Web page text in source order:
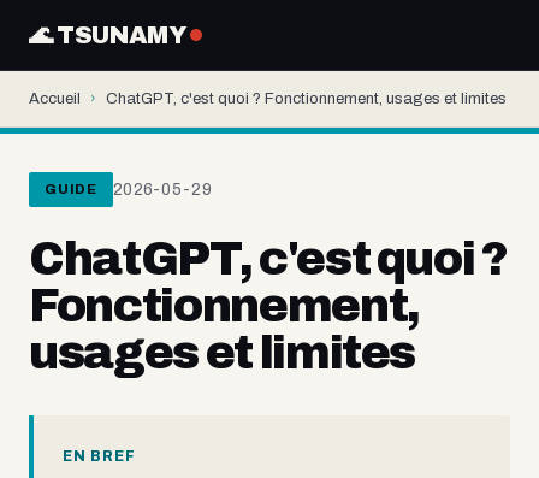
🌊 TSUNAMY
Accueil › ChatGPT, c'est quoi ? Fonctionnement, usages et limites
GUIDE 2026-05-29
ChatGPT, c'est quoi ?
Fonctionnement,
usages et limites
EN BREF